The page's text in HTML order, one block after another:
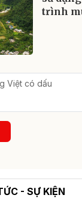
trình
- SỰ KIỆN